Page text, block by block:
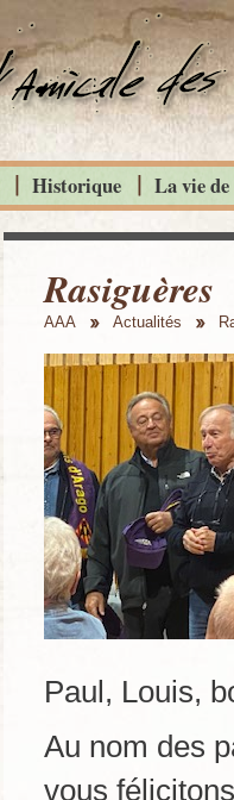
Rasiguères
AAA Actualités
Paul, Louis,
Au nom des
vous
Historique La vie